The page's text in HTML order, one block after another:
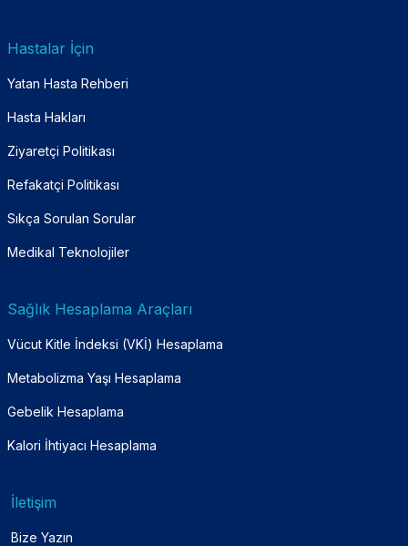
Hastalar İçin
Yatan Hasta Rehberi
Hasta Hakları
Ziyaretçi Politikası
Refakatçi Politikası
Sıkça Sorulan Sorular
Medikal Teknolojiler
Sağlık Hesaplama Araçları
Vücut Kitle İndeksi (VKİ) Hesaplama
Metabolizma Yaşı Hesaplama
Gebelik Hesaplama
Kalori İhtiyacı Hesaplama
İletişim
Bize Yazın